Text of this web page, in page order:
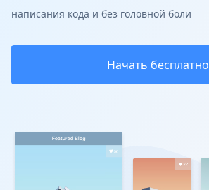
написания кода и без головной боли
Начать бесплатно